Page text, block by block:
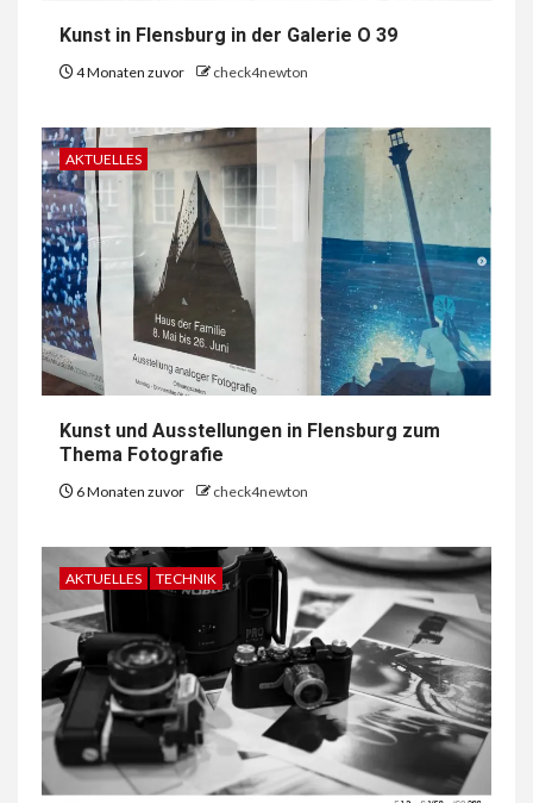
Kunst in Flensburg in der Galerie O 39
4 Monaten zuvor check4newton
AKTUELLES
Kunst und Ausstellungen in Flensburg zum
Thema Fotografie
6 Monaten zuvor check4newton
AKTUELLES TECHNIK